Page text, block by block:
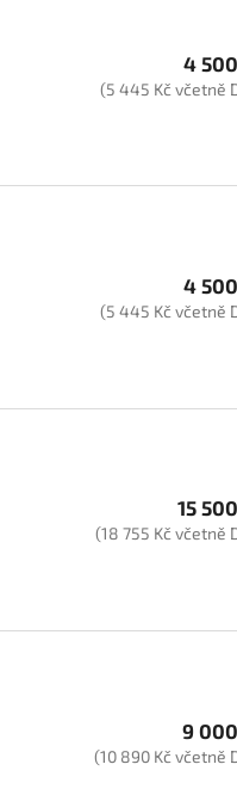
4
(5 445 Kč včetně
4
(5 445 Kč včetně
15
(18 755 Kč včetně
9
(10 890 Kč včetně